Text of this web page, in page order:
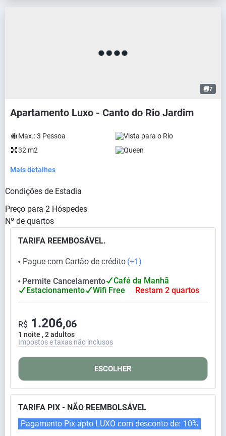
7
Apartamento Luxo - Canto do Rio Jardim
Max.:3 Pessoa
Vista para o Rio
32 m2
Queen
Mais detalhes
Condições de Estadia
Preço para 2 Hóspedes
Nº de quartos
TARIFA REEMBOSÁVEL.
⬤ Pague com Cartão de crédito (+1)
⬤ Permite Cancelamento
Café da Manhã
Estacionamento
Wifi Free Restam 2 quartos
1 noite , 2 adultos
R$ 1.206,06
Impostos e taxas não inclusos
ESCOLHER
TARIFA PIX - NÃO REEMBOLSÁVEL
Pagamento Pix apto LUXO com desconto de: 10%